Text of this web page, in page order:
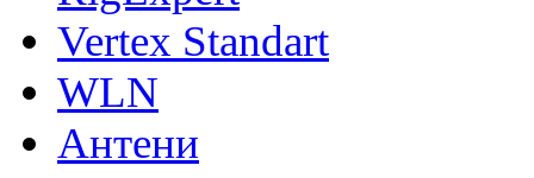
Vertex Standart
WLN
Антени